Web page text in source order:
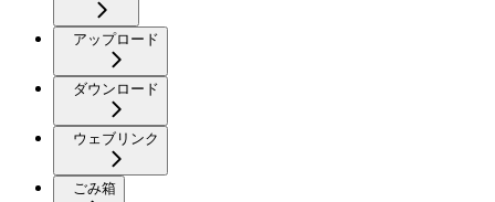
アップロード
ダウンロード
ウェブリンク
ごみ箱